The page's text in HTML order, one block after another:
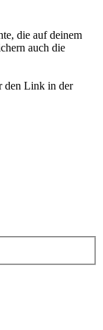
die auf deinem
auch die
den Link in der